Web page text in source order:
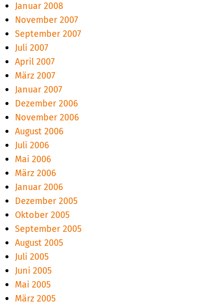
Januar 2008
November 2007
September 2007
Juli 2007
April 2007
März 2007
Januar 2007
Dezember 2006
November 2006
August 2006
Juli 2006
Mai 2006
März 2006
Januar 2006
Dezember 2005
Oktober 2005
September 2005
August 2005
Juli 2005
Juni 2005
Mai 2005
März 2005